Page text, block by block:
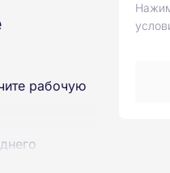
рабочую